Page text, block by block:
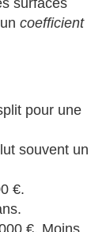
coefficient
pour une
souvent un
€.
€. Moins